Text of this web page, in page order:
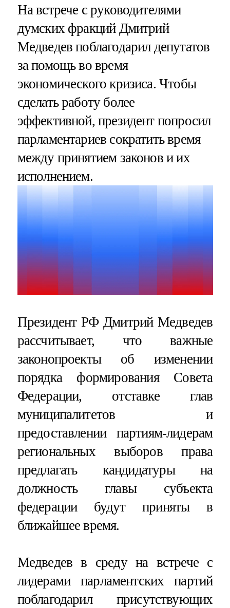
На встрече с руководителями
думских фракций Дмитрий
Медведев поблагодарил депутатов
за помощь во время
экономического кризиса. Чтобы
сделать работу более
эффективной, президент попросил
парламентариев сократить время
между принятием законов и их
исполнением.
Президент РФ Дмитрий Медведев
рассчитывает, что важные
законопроекты об изменении
порядка формирования Совета
Федерации, отставке глав
муниципалитетов и
предоставлении партиям-лидерам
региональных выборов права
предлагать кандидатуры на
должность главы субъекта
федерации будут приняты в
ближайшее время.
Медведев в среду на встрече с
лидерами парламентских партий
поблагодарил присутствующих